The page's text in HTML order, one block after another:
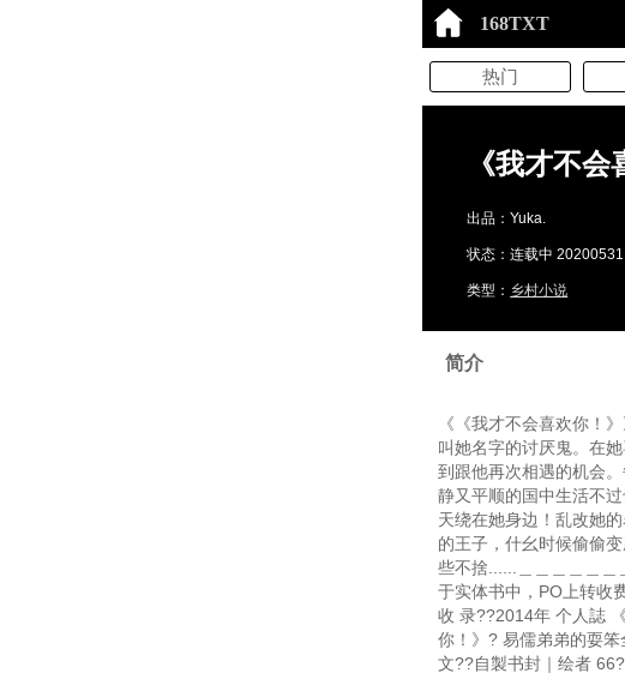
168TXT
热门
《我才不会
出品：Yuka.
状态：连载中 20200531
类型： 乡村小说
简介
《《我才不会喜欢你！
叫她名字的讨厌鬼。在
到跟他再次相遇的机会
静又平顺的国中生活不
天绕在她身边！乱改她
的王子，什幺时候偷偷
些不捨......＿＿＿＿＿＿
于实体书中，PO上转收
收 录??2014年 个人誌
你！》? 易儒弟弟的耍
文??自製书封｜绘者